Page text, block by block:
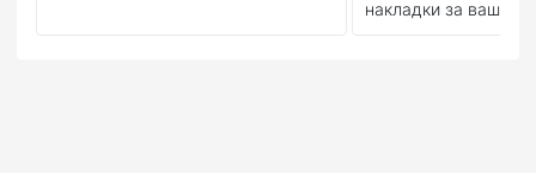
накладки за вашия